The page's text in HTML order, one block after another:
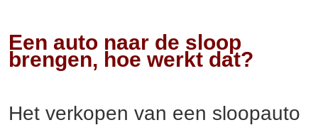
Een auto naar de sloop
brengen, hoe werkt dat?
Het verkopen van een sloopauto